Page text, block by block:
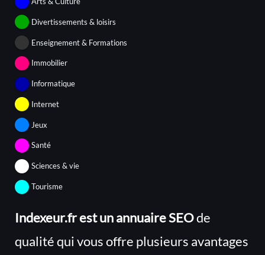
Divertissements & loisirs
Enseignement & Formations
Immobilier
Informatique
Internet
Jeux
Santé
Sciences & vie
Tourisme
Indexeur.fr est un annuaire SEOde
qualité qui vous offre plusieurs avantages